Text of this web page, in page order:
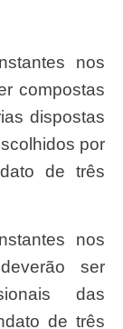
nos
compostas
dispostas
por
de três
nos
ser
das
de três